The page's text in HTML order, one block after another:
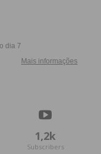
1,2k
Subscribers